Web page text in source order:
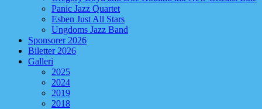
Panic Jazz Quartet
Esben Just All Stars
Ungdoms Jazz Band
Sponsorer 2026
Biletter 2026
Galleri
2025
2024
2019
2018